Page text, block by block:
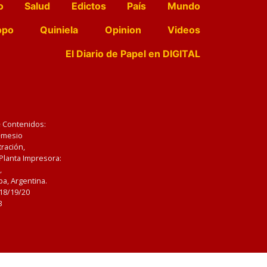
Salud Edictos País
Mundo
Quiniela Opinion
Videos
El Diario de Papel en DIGITAL
Impresora:
Argentina.
19/20